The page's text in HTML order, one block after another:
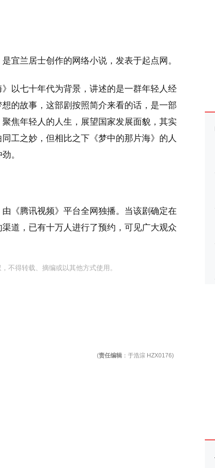
宜兰居士创作的网络小说，发表于起点网。
以七十年代为背景，讲述的是一群年轻人经
的故事，这部剧按照简介来看的话，是一部
焦年轻人的人生，展望国家发展面貌，其实
工之妙，但相比之下《梦中的那片海》的人
。
《腾讯视频》平台全网独播。当该剧确定在
道，已有十万人进行了预约，可见广大观众
不得转载、摘编或以其他方式使用。
(责任编辑 ：于浩淙 HZX0176)